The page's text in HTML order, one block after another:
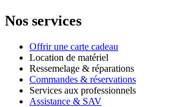
Nos services
Offrir une carte cadeau
Location de matériel
Ressemelage & réparations
Commandes & réservations
Services aux professionnels
Assistance & SAV